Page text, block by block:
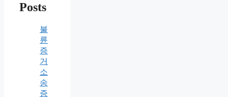
Posts
불
륜
증
거
소
송
증